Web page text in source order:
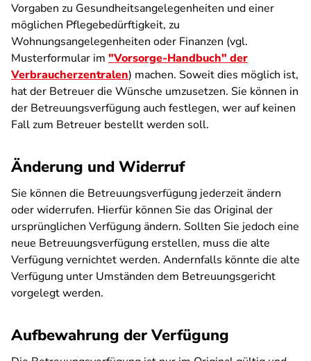
Vorgaben zu Gesundheitsangelegenheiten und einer
möglichen Pflegebedürftigkeit, zu
Wohnungsangelegenheiten oder Finanzen (vgl.
Musterformular im "Vorsorge-Handbuch" der
Verbraucherzentralen) machen. Soweit dies möglich ist,
hat der Betreuer die Wünsche umzusetzen. Sie können in
der Betreuungsverfügung auch festlegen, wer auf keinen
Fall zum Betreuer bestellt werden soll.
Änderung und Widerruf
Sie können die Betreuungsverfügung jederzeit ändern
oder widerrufen. Hierfür können Sie das Original der
ursprünglichen Verfügung ändern. Sollten Sie jedoch eine
neue Betreuungsverfügung erstellen, muss die alte
Verfügung vernichtet werden. Andernfalls könnte die alte
Verfügung unter Umständen dem Betreuungsgericht
vorgelegt werden.
Aufbewahrung der Verfügung